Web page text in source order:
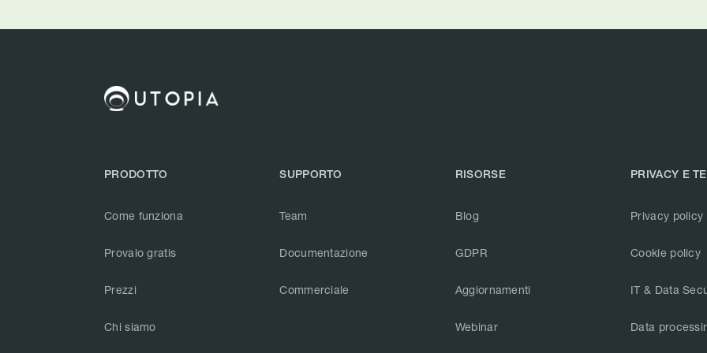
PRODOTTO
Come funziona
Provalo gratis
Prezzi
Chi siamo
SUPPORTO
Team
Documentazione
Commerciale
RISORSE
Blog
GDPR
Aggiornamenti
Webinar
PRIVACY E
Privacy policy
Cookie policy
IT & Data
Data